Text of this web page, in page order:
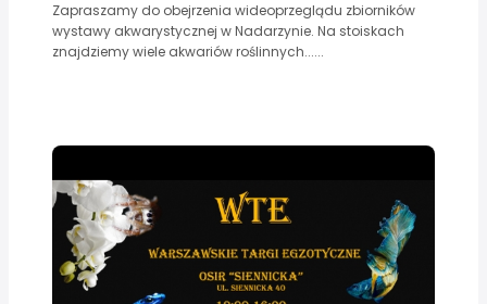
Zapraszamy do obejrzenia wideoprzeglądu zbiorników
wystawy akwarystycznej w Nadarzynie. Na stoiskach
znajdziemy wiele akwariów roślinnych......